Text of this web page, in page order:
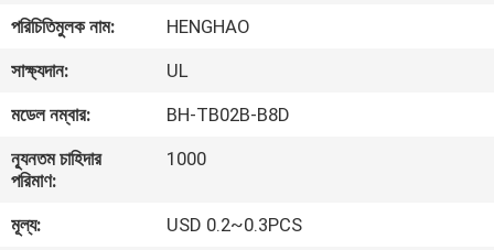
আমাদের
সম্পর্কে
কারখানা
ভ্রমণ
পরিচিতিমুলক নাম:
HENGHAO
সাক্ষ্যদান:
UL
মডেল নম্বার:
BH-TB02B-B8D
ন্যূনতম চাহিদার
পরিমাণ:
1000
মূল্য:
USD 0.2~0.3PCS